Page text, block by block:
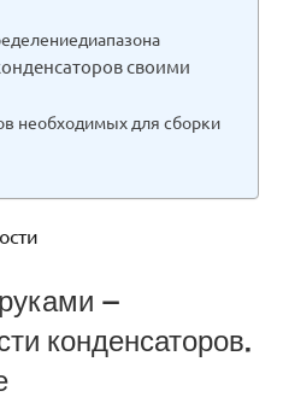
своими
необходимых для сборки
—
конденсаторов.